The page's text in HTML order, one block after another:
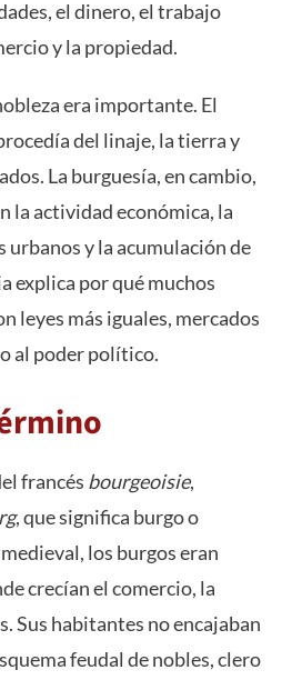
el dinero, el trabajo
y la propiedad.
era importante. El
del linaje, la tierra y
La burguesía, en cambio,
la actividad económica, la
urbanos y la acumulación de
explica por qué muchos
leyes más iguales, mercados
al poder político.
francés bourgeoisie,
, que significa burgo o
los burgos eran
crecían el comercio, la
Sus habitantes no encajaban
feudal de nobles, clero